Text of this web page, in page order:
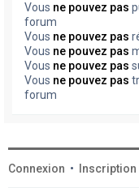
Vous ne pouvez pas
forum
Vous ne pouvez pas
Vous ne pouvez pas
Vous ne pouvez pas
Vous ne pouvez pas
forum
Connexion • Inscription